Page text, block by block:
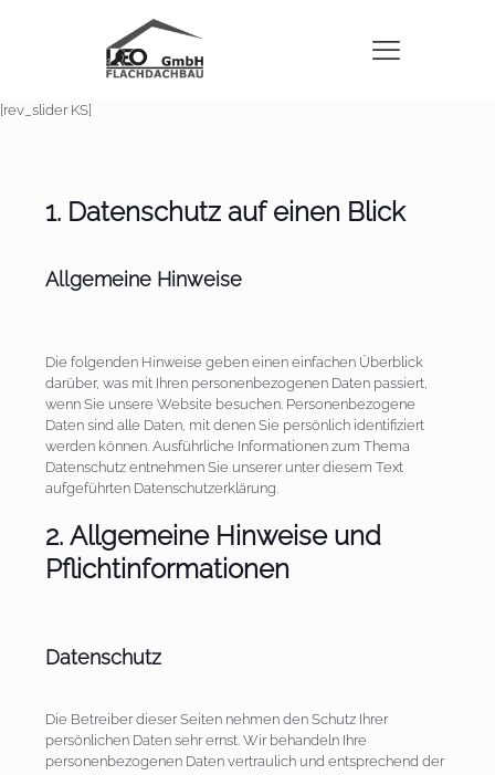
[rev_slider KS]
1. Datenschutz auf einen Blick
Allgemeine Hinweise
Die folgenden Hinweise geben einen einfachen Überblick
darüber, was mit Ihren personenbezogenen Daten passiert,
wenn Sie unsere Website besuchen. Personenbezogene
Daten sind alle Daten, mit denen Sie persönlich identifiziert
werden können. Ausführliche Informationen zum Thema
Datenschutz entnehmen Sie unserer unter diesem Text
aufgeführten Datenschutzerklärung.
2. Allgemeine Hinweise und
Pflichtinformationen
Datenschutz
Die Betreiber dieser Seiten nehmen den Schutz Ihrer
persönlichen Daten sehr ernst. Wir behandeln Ihre
personenbezogenen Daten vertraulich und entsprechend der